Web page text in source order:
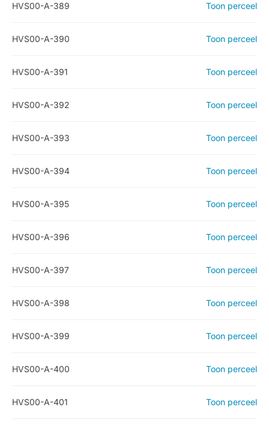
HVS00-A-389 Toon perceel
HVS00-A-390 Toon perceel
HVS00-A-391 Toon perceel
HVS00-A-392 Toon perceel
HVS00-A-393 Toon perceel
HVS00-A-394 Toon perceel
HVS00-A-395 Toon perceel
HVS00-A-396 Toon perceel
HVS00-A-397 Toon perceel
HVS00-A-398 Toon perceel
HVS00-A-399 Toon perceel
HVS00-A-400 Toon perceel
HVS00-A-401 Toon perceel